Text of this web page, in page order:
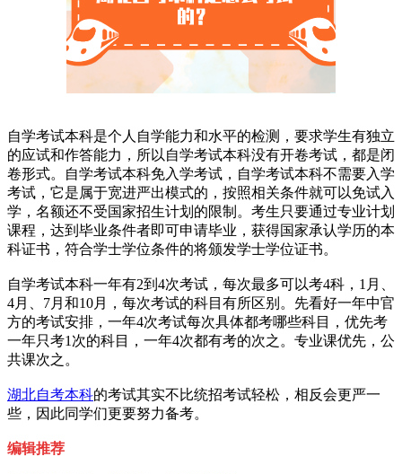
自学考试本科是个人自学能力和水平的检测，要求学生有独立
的应试和作答能力，所以自学考试本科没有开卷考试，都是闭
卷形式。自学考试本科免入学考试，自学考试本科不需要入学
考试，它是属于宽进严出模式的，按照相关条件就可以免试入
学，名额还不受国家招生计划的限制。考生只要通过专业计划
课程，达到毕业条件者即可申请毕业，获得国家承认学历的本
科证书，符合学士学位条件的将颁发学士学位证书。
自学考试本科一年有2到4次考试，每次最多可以考4科，1月、
4月、7月和10月，每次考试的科目有所区别。先看好一年中官
方的考试安排，一年4次考试每次具体都考哪些科目，优先考
一年只考1次的科目，一年4次都有考的次之。专业课优先，公
共课次之。
湖北自考本科的考试其实不比统招考试轻松，相反会更严一
些，因此同学们更要努力备考。
编辑推荐